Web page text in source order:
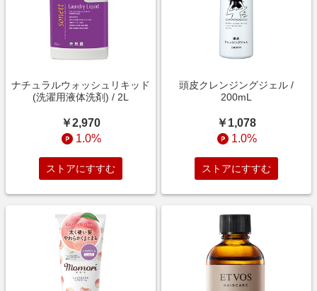
ナチュラルウォッシュリキッド
(洗濯用液体洗剤) / 2L
￥2,970
1.0%
ストアにすすむ
頭皮クレンジングジェル /
200mL
￥1,078
1.0%
ストアにすすむ